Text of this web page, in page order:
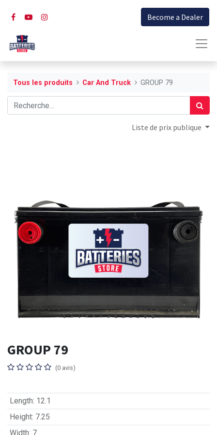
Become a Dealer
Tous les produits Car And Truck GROUP 79
Liste de prix publique
GROUP 79
(0 avis)
Length: 12.1
Height: 7.25
Width: 7